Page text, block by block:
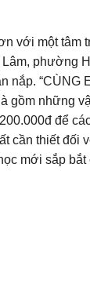
với một tâm
Lâm, phường
nắp. “CÙNG
gồm những
để
cần thiết
mới sắp bắt